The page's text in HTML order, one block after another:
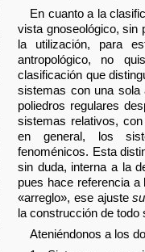
En cuanto a la
vista gnoseológico, sin
la utilización, para
antropológico, no
clasificación que
sistemas con una sola
poliedros regulares
sistemas relativos,
en general, los
fenoménicos. Esta
sin duda, interna a la
pues hace referencia
«arreglo», ese ajuste
la construcción de
Ateniéndonos a los